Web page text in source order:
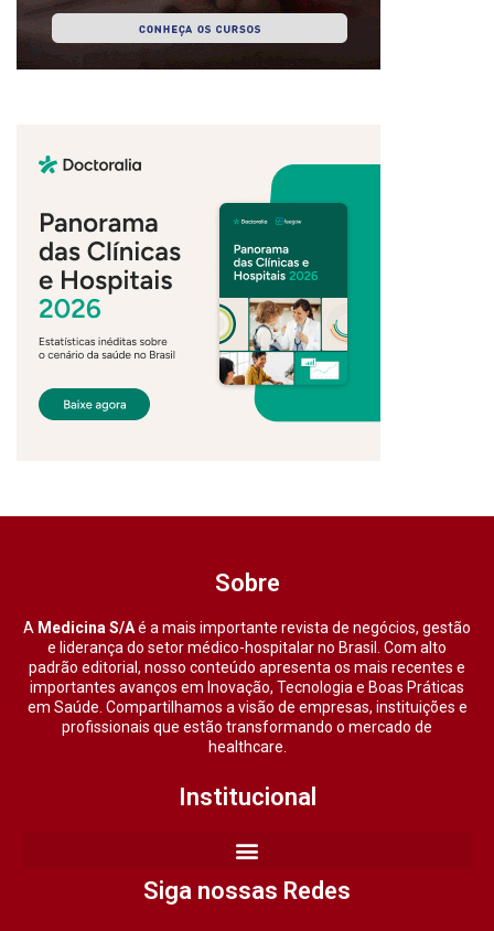
Sobre
A Medicina S/Aé a mais importante revista de negócios, gestão
e liderança do setor médico-hospitalar no Brasil. Com alto
padrão editorial, nosso conteúdo apresenta os mais recentes e
importantes avanços em Inovação, Tecnologia e Boas Práticas
em Saúde. Compartilhamos a visão de empresas, instituições e
profissionais que estão transformando o mercado de
healthcare.
Institucional
Siga nossas Redes